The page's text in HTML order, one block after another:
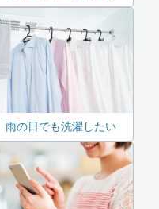
雨の日でも洗濯したい